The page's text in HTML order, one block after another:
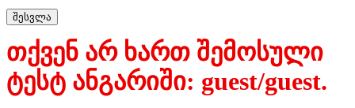
თქვენ არ ხართ შემოსული
ტესტ ანგარიში: guest/guest.